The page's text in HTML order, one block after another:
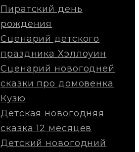
Пиратский день
рождения
Сценарий детского
праздника Хэллоуин
Сценарий новогодней
сказки про домовенка
Кузю
Детская новогодняя
сказка 12 месяцев
Детский новогодний